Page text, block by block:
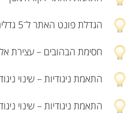
הגדלת פונט האתר ל־5 גדלים שונים
חסימת הבהובים – עצירת
התאמת ניגודיות – שינוי
התאמת ניגודיות – שינוי